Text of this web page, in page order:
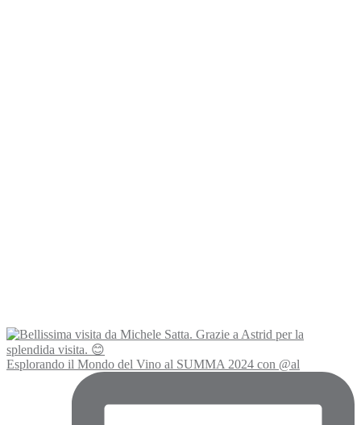
Esplorando il Mondo del Vino al SUMMA 2024 con @al